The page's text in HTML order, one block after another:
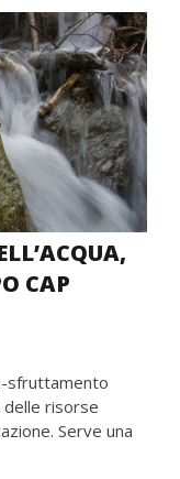
CAP
sfruttamento
delle risorse
Serve una